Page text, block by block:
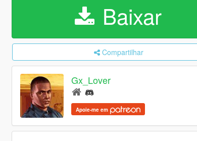
Baixar
Compartilhar
Gx_Lover
Apoie-me em